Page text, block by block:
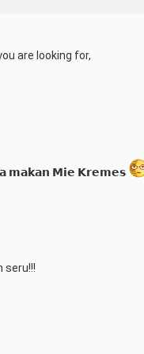
are looking for,
𝗺𝗮𝗸𝗮𝗻 𝗠𝗶𝗲 𝗞𝗿𝗲𝗺𝗲𝘀
seru!!!